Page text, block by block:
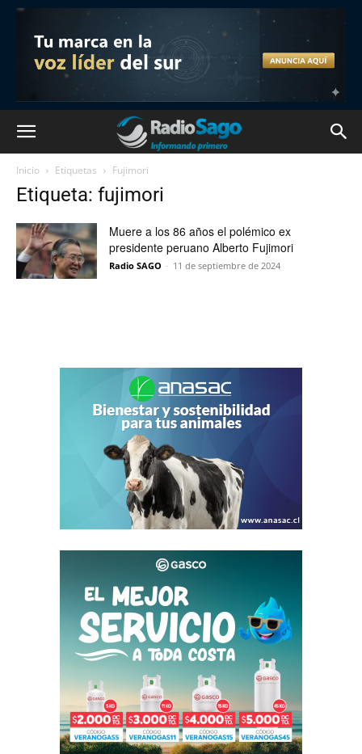
Inicio Etiquetas Fujimori
Etiqueta: fujimori
Muere a los 86 años el polémico ex
presidente peruano Alberto Fujimori
Radio SAGO - 11 de septiembre de 2024